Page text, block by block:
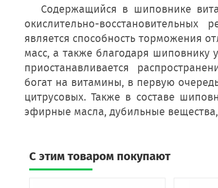
Содержащийся в шиповнике
окислительно-
является способность торможения
масс, а также благодаря шиповнику
приостанавливается
богат на витамины, в первую
цитрусовых. Также в составе
эфирные масла, дубильные
C этим товаром покупают